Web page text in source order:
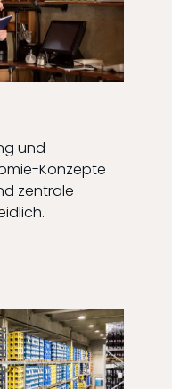
und
Konzepte
zentrale